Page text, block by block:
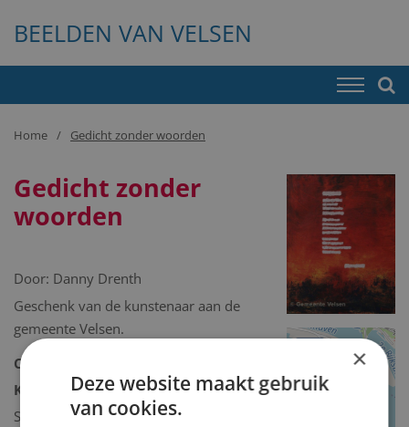
BEELDEN VAN VELSEN
Home Gedicht zonder woorden
Gedicht zonder
woorden
Door: Danny Drenth
Geschenk van de kunstenaar aan de
gemeente Velsen.
Collectie:
Kunstcollectie omschrijving:
Schilderij/tekening/grafiek/foto/streetart
−
×
Deze website maakt gebruik
van cookies.